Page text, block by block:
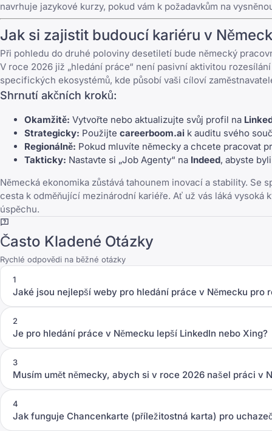
navrhuje jazykové kurzy, pokud vám k požadavkům na
Jak si zajistit budoucí kariéru v
Při pohledu do druhé poloviny desetiletí bude německý
V roce 2026 již „hledání práce“ není pasivní aktivitou
specifických ekosystémů, kde působí vaši cíloví
Shrnutí akčních kroků:
Okamžitě: Vytvořte nebo aktualizujte svůj profil na
Strategicky: Použijte careerboom.ai k auditu svého
Regionálně: Pokud mluvíte německy a chcete pracovat
Takticky: Nastavte si „Job Agenty“ na Indeed, abyste
Německá ekonomika zůstává tahounem inovací a stability.
cesta k odměňující mezinárodní kariéře. Ať už vás láká
úspěchu.
Často Kladené Otázky
Rychlé odpovědi na běžné otázky
1
Jaké jsou nejlepší weby pro hledání práce v Německu pro
2
Je pro hledání práce v Německu lepší LinkedIn nebo Xing?
3
Musím umět německy, abych si v roce 2026 našel práci v
4
Jak funguje Chancenkarte (příležitostná karta) pro